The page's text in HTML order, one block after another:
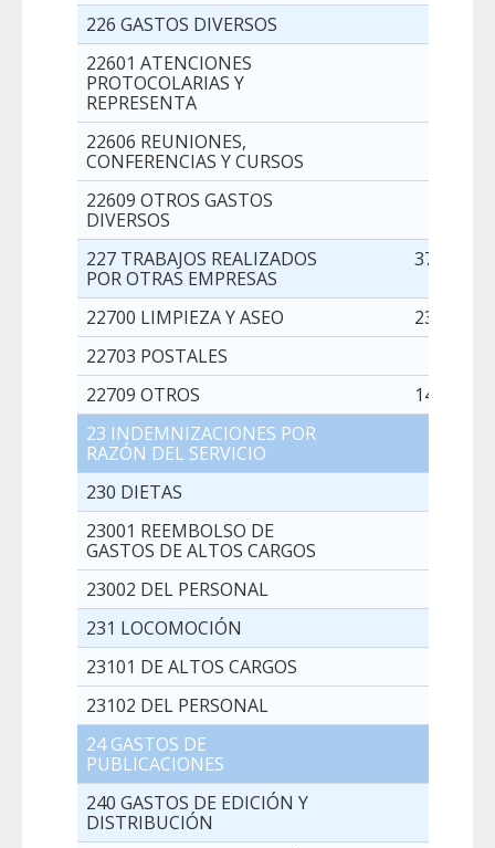
226 GASTOS DIVERSOS
22601 ATENCIONES
PROTOCOLARIAS Y
REPRESENTA
22606 REUNIONES,
CONFERENCIAS Y CURSOS
22609 OTROS GASTOS
DIVERSOS
227 TRABAJOS REALIZADOS
POR OTRAS EMPRESAS
22700 LIMPIEZA Y ASEO
22703 POSTALES
22709 OTROS
23 INDEMNIZACIONES POR
RAZÓN DEL SERVICIO
230 DIETAS
23001 REEMBOLSO DE
GASTOS DE ALTOS CARGOS
23002 DEL PERSONAL
231 LOCOMOCIÓN
23101 DE ALTOS CARGOS
23102 DEL PERSONAL
24 GASTOS DE
PUBLICACIONES
240 GASTOS DE EDICIÓN Y
DISTRIBUCIÓN